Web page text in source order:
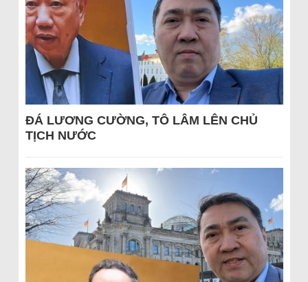
ĐÁ LƯƠNG CƯỜNG, TÔ LÂM LÊN CHỦ
TỊCH NƯỚC